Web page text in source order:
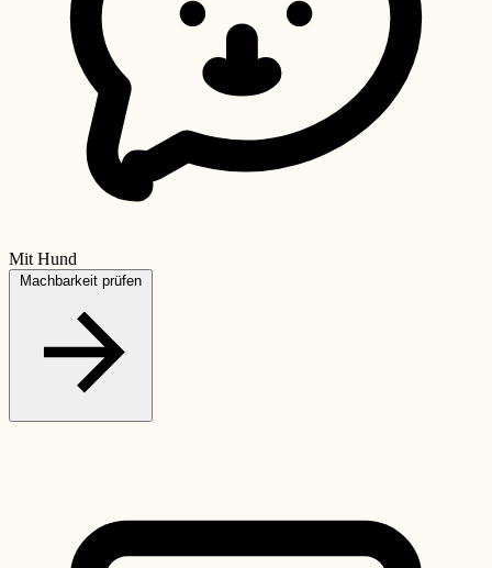
Mit Hund
Machbarkeit prüfen